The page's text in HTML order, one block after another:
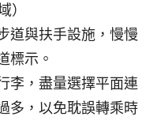
）
道與扶手設施，慢慢
標示。
李，盡量選擇平面連
多，以免耽誤轉乘時